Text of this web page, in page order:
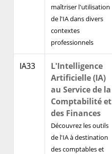
maîtriser l'utilisation
de l'IA dans divers
contextes
professionnels
IA33
L'Intelligence
Artificielle (IA)
au Service de la
Comptabilité et
des Finances
Découvrez les outils
de l'IA à destination
des comptables et